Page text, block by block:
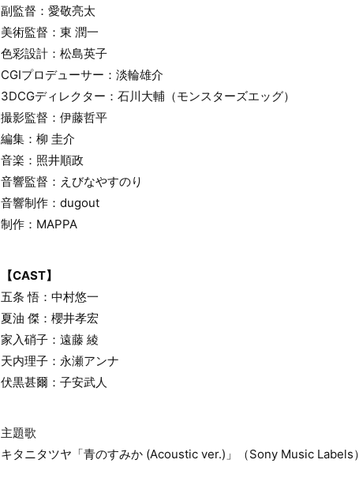
副監督：愛敬亮太
美術監督：東 潤一
色彩設計：松島英子
CGIプロデューサー：淡輪雄介
3DCGディレクター：石川大輔（モンスターズエッグ）
撮影監督：伊藤哲平
編集：柳 圭介
音楽：照井順政
音響監督：えびなやすのり
音響制作：dugout
制作：MAPPA
【CAST】
五条 悟：中村悠一
夏油 傑：櫻井孝宏
家入硝子：遠藤 綾
天内理子：永瀬アンナ
伏黒甚爾：子安武人
主題歌
キタニタツヤ「青のすみか (Acoustic ver.)」（Sony Music Labels）